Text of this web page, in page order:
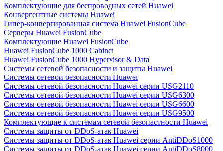
Комплектующие для беспроводных сетей Huawei
Конвергентные системы Huawei
Гипер-конвергированная система Huawei FusionCube
Серверы Huawei FusionCube
Комплектующие Huawei FusionCube
Huawei FusionCube 1000 Cabinet
Huawei FusionCube 1000 Hypervisor & Data
Системы сетевой безопасности и защиты Huawei
Системы сетевой безопасности Huawei
Системы сетевой безопасности Huawei серии USG2110
Системы сетевой безопасности Huawei серии USG6300
Системы сетевой безопасности Huawei серии USG6600
Системы сетевой безопасности Huawei серии USG9500
Комплектующие к системам сетевой безопастности Huawei
Системы защиты от DDoS-атак Huawei
Системы защиты от DDoS-атак Huawei серии AntiDDoS1000
Системы защиты от DDoS-атак Huawei серии AntiDDoS8000